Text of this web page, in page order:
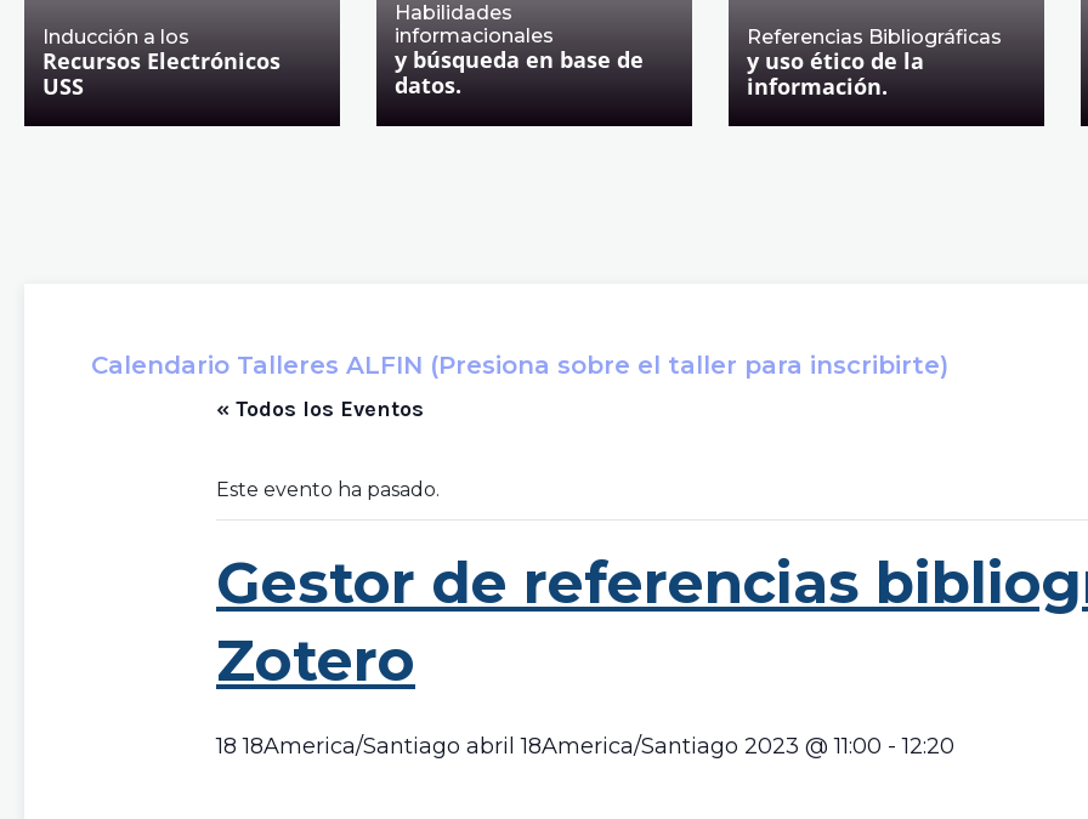
Inducción a los
Recursos Electrónicos
USS
Habilidades
informacionales
y búsqueda en base de
datos.
Referencias Bibliográficas
y uso ético de la
información.
Calendario Talleres ALFIN (Presiona sobre el taller para inscribirte)
« Todos los Eventos
Este evento ha pasado.
Gestor de referencias
Zotero
18 18America/Santiago abril 18America/Santiago 2023 @ 11:00 -12:20